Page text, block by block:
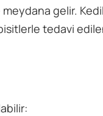
gelir.
tedavi